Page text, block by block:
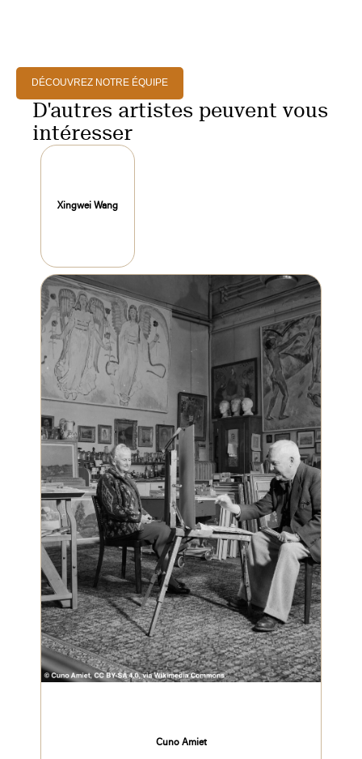
DÉCOUVREZ NOTRE ÉQUIPE
D'autres artistes peuvent vous
intéresser
Xingwei Wang
Cuno Amiet